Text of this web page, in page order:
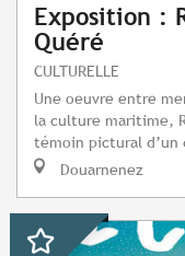
Exposition :
Quéré
CULTURELLE
Une oeuvre entre
la culture maritime,
témoin pictural d’un
Douarnenez